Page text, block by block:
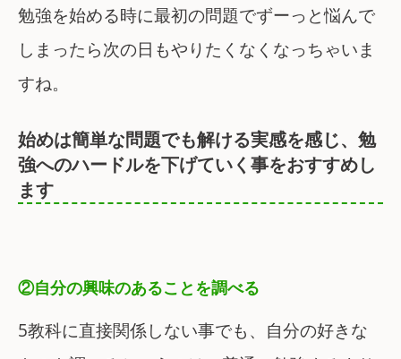
勉強を始める時に最初の問題でずーっと悩んで
しまったら次の日もやりたくなくなっちゃいま
すね。
始めは簡単な問題でも解ける実感を感じ、勉
強へのハードルを下げていく事をおすすめし
ます
②自分の興味のあることを調べる
5教科に直接関係しない事でも、自分の好きな